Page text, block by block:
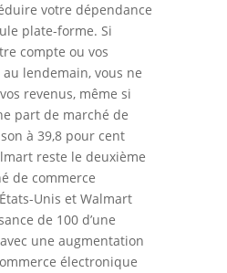
votre dépendance
plate-forme. Si
compte ou vos
lendemain, vous ne
revenus, même si
part de marché de
à 39,8 pour cent
reste le deuxième
de commerce
Unis et Walmart
de 100 d’une
une augmentation
électronique